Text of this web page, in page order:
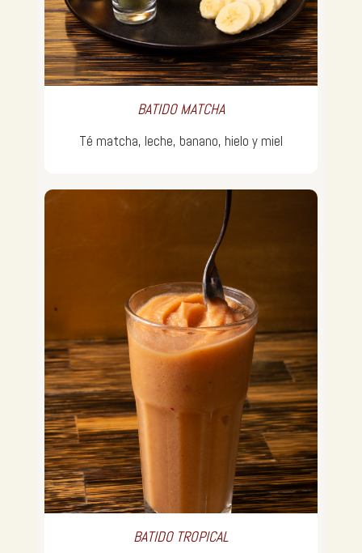
BATIDO MATCHA
Té matcha, leche, banano, hielo y miel
BATIDO TROPICAL